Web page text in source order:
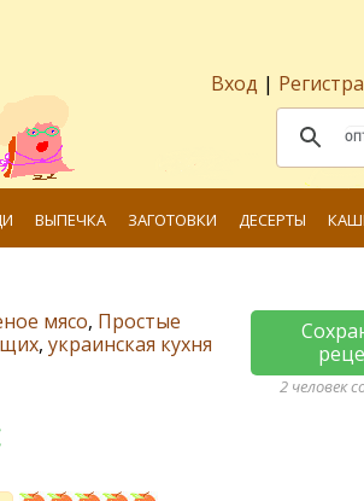
Вход |
ВЫПЕЧКА ЗАГОТОВКИ ДЕСЕРТЫ
мясо, Простые
, украинская кухня
2 человек